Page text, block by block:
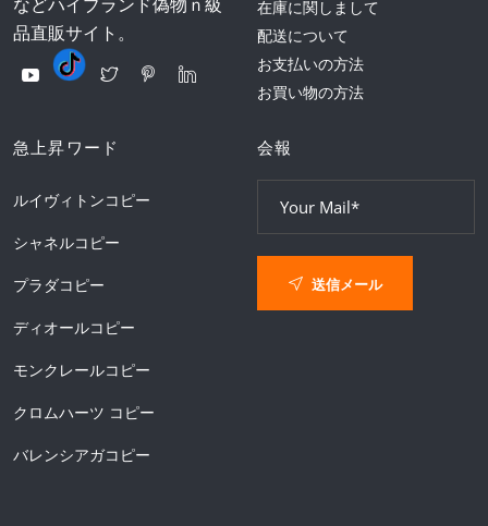
品直販サイト。
在庫に関しまして
配送について
お支払いの方法
お買い物の方法
急上昇ワード
ルイヴィトンコピー
シャネルコピー
プラダコピー
ディオールコピー
モンクレールコピー
クロムハーツ コピー
バレンシアガコピー
会報
送信メール